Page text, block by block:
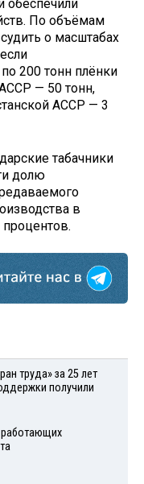
обеспечили
По объёмам
о масштабах
200 тонн плёнки
— 50 тонн,
АССР — 3
табачники
долю
в
труда» за 25 лет
получили
работающих